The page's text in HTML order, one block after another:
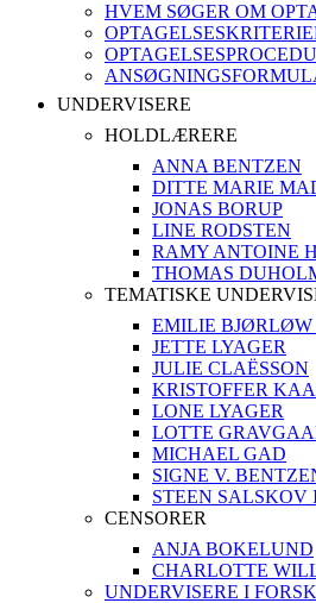
HVEM SØGER OM
UNDERVISERE
HOLDLÆRERE
ANNA BENTZEN
DITTE MARIE
JONAS BORUP
LINE RODSTEN
RAMY ANTOINE
THOMAS
TEMATISKE
EMILIE
JETTE LYAGER
JULIE CLAËSSON
KRISTOFFER
LONE LYAGER
LOTTE
MICHAEL GAD
SIGNE V.
STEEN SALSKOV
CENSORER
ANJA BOKELUND
CHARLOTTE
UNDERVISERE I